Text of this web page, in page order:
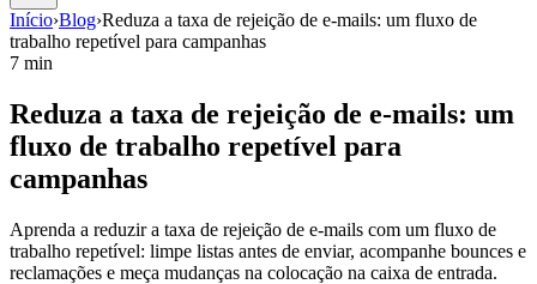
Início›Blog›Reduza a taxa de rejeição de e-mails: um fluxo de
trabalho repetível para campanhas
7 min
Reduza a taxa de rejeição de e-mails: um
fluxo de trabalho repetível para
campanhas
Aprenda a reduzir a taxa de rejeição de e-mails com um fluxo de
trabalho repetível: limpe listas antes de enviar, acompanhe bounces e
reclamações e meça mudanças na colocação na caixa de entrada.